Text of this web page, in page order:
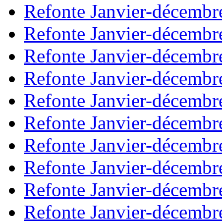
Refonte Janvier-
Refonte Janvier-
Refonte Janvier-
Refonte Janvier-
Refonte Janvier-
Refonte Janvier-
Refonte Janvier-
Refonte Janvier-
Refonte Janvier-
Refonte Janvier-